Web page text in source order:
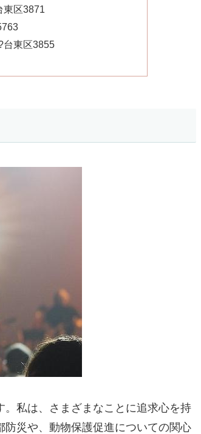
東区3871
台東区3855
私は、さまざまなことに追求心を持
災や、動物保護促進についての関心